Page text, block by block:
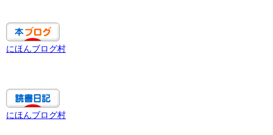
にほんブログ村
にほんブログ村